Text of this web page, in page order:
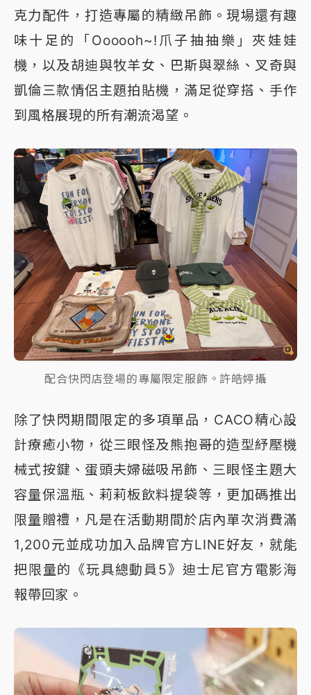
克力配件，打造專屬的精緻吊飾。現場還有趣
味十足的「Oooooh~!爪子抽抽樂」夾娃娃
機，以及胡迪與牧羊女、巴斯與翠絲、叉奇與
凱倫三款情侶主題拍貼機，滿足從穿搭、手作
到風格展現的所有潮流渴望。
配合快閃店登場的專屬限定服飾。許皓婷攝
除了快閃期間限定的多項單品，CACO精心設
計療癒小物，從三眼怪及熊抱哥的造型紓壓機
械式按鍵、蛋頭夫婦磁吸吊飾、三眼怪主題大
容量保溫瓶、莉莉板飲料提袋等，更加碼推出
限量贈禮，凡是在活動期間於店內單次消費滿
1,200元並成功加入品牌官方LINE好友，就能
把限量的《玩具總動員5》迪士尼官方電影海
報帶回家。